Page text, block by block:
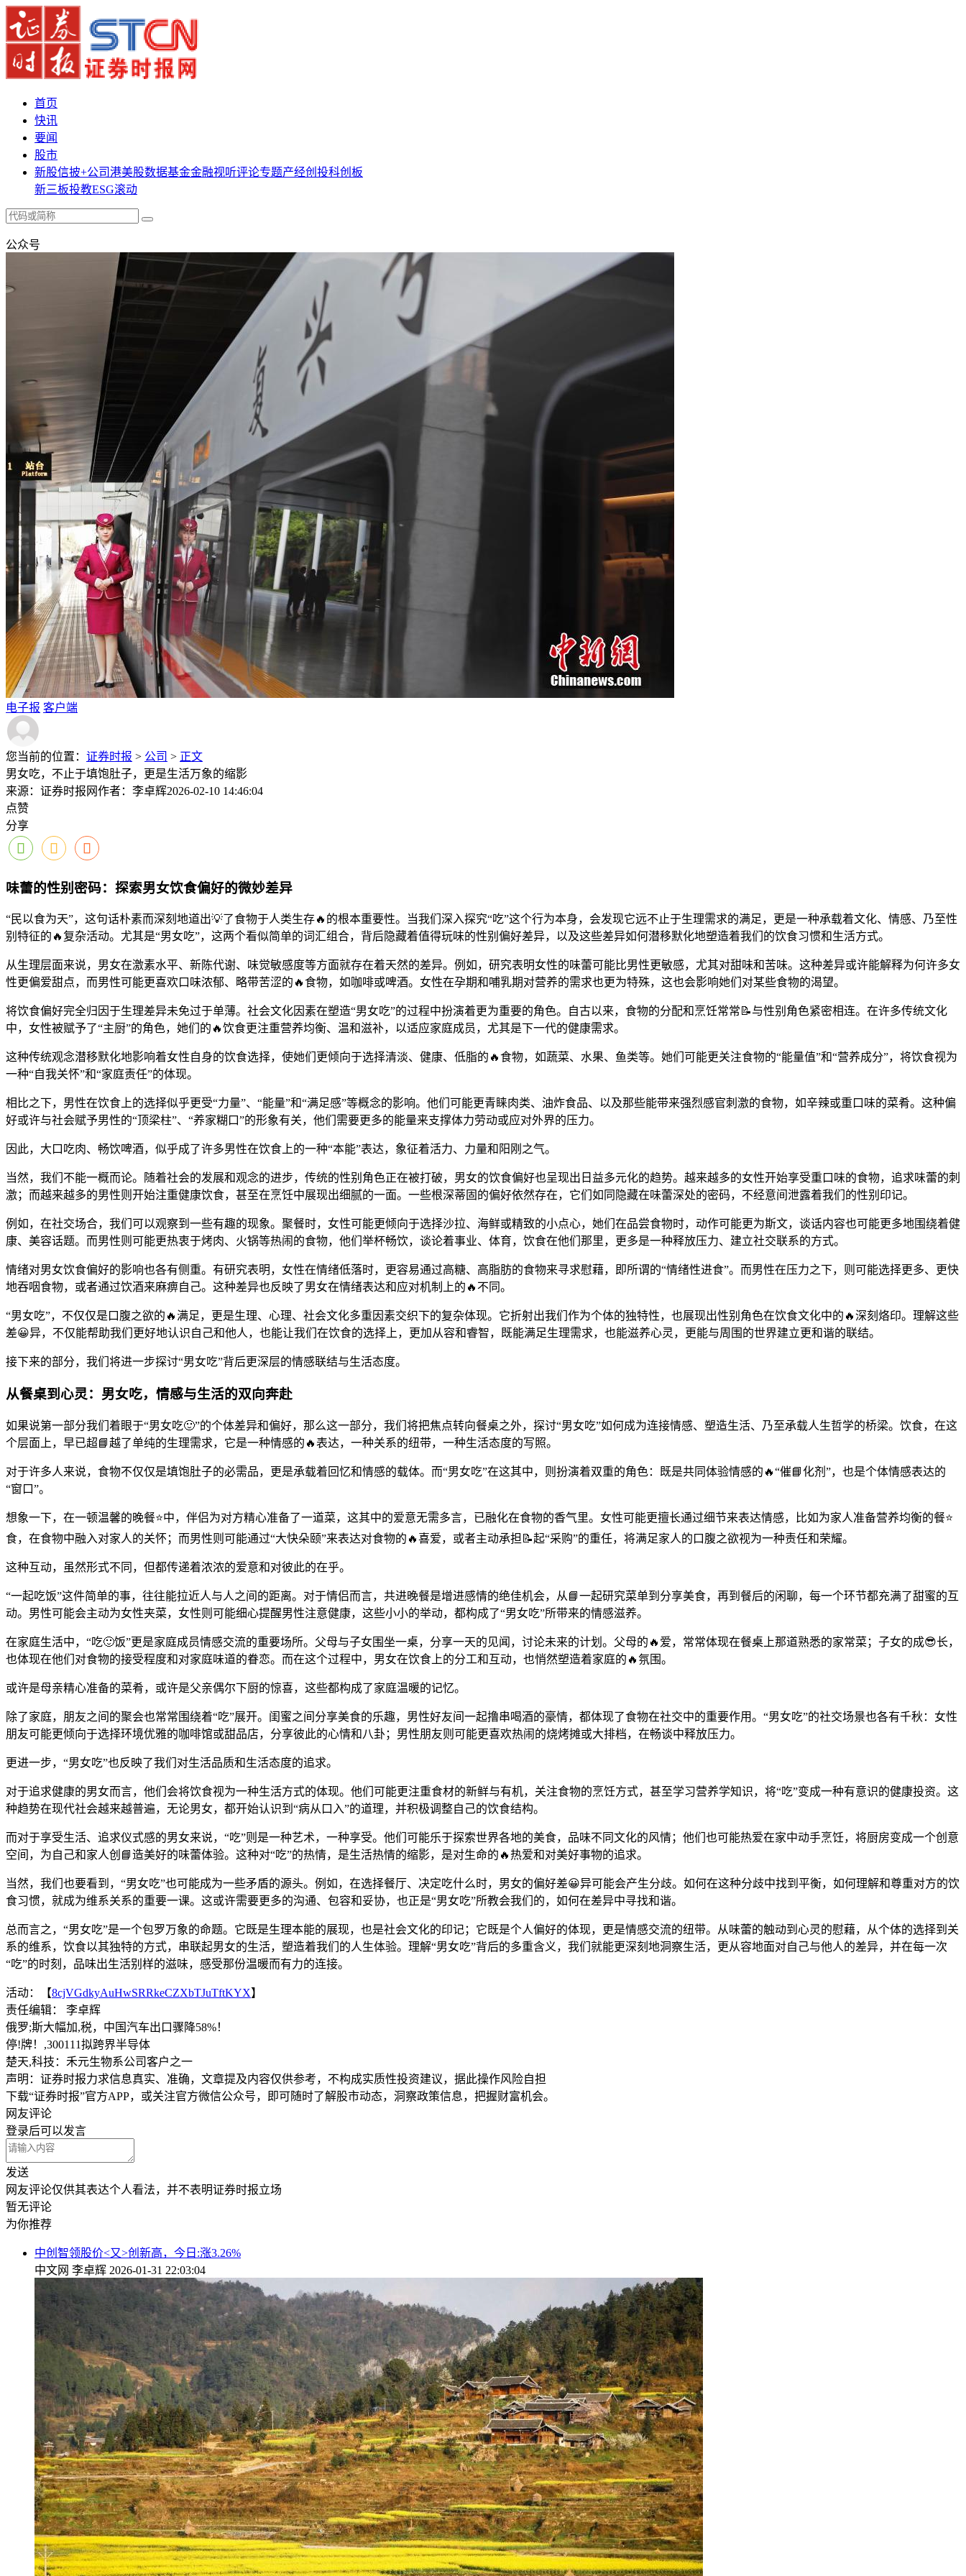
首页
快讯
要闻
股市
新股信披+公司港美股数据基金金融视听评论专题产经创投科创板
新三板投教ESG滚动
公众号
电子报 客户端
您当前的位置： 证券时报 > 公司 > 正文
男女吃，不止于填饱肚子，更是生活万象的缩影
来源：证券时报网作者：李卓辉2026-02-10 14:46:04
点赞
分享
味蕾的性别密码：探索男女饮食偏好的微妙差异
“民以食为天”，这句话朴素而深刻地道出💡了食物于人类生存🔥的根本重要性。当我们深入探究“吃”这个行为本身，会发现它远不止于生理需求的满足，更是一种承载着文化、情感、乃至性
别特征的🔥复杂活动。尤其是“男女吃”，这两个看似简单的词汇组合，背后隐藏着值得玩味的性别偏好差异，以及这些差异如何潜移默化地塑造着我们的饮食习惯和生活方式。
从生理层面来说，男女在激素水平、新陈代谢、味觉敏感度等方面就存在着天然的差异。例如，研究表明女性的味蕾可能比男性更敏感，尤其对甜味和苦味。这种差异或许能解释为何许多女
性更偏爱甜点，而男性可能更喜欢口味浓郁、略带苦涩的🔥食物，如咖啡或啤酒。女性在孕期和哺乳期对营养的需求也更为特殊，这也会影响她们对某些食物的渴望。
将饮食偏好完全归因于生理差异未免过于单薄。社会文化因素在塑造“男女吃”的过程中扮演着更为重要的角色。自古以来，食物的分配和烹饪常常📝与性别角色紧密相连。在许多传统文化
中，女性被赋予了“主厨”的角色，她们的🔥饮食更注重营养均衡、温和滋补，以适应家庭成员，尤其是下一代的健康需求。
这种传统观念潜移默化地影响着女性自身的饮食选择，使她们更倾向于选择清淡、健康、低脂的🔥食物，如蔬菜、水果、鱼类等。她们可能更关注食物的“能量值”和“营养成分”，将饮食视为
一种“自我关怀”和“家庭责任”的体现。
相比之下，男性在饮食上的选择似乎更受“力量”、“能量”和“满足感”等概念的影响。他们可能更青睐肉类、油炸食品、以及那些能带来强烈感官刺激的食物，如辛辣或重口味的菜肴。这种偏
好或许与社会赋予男性的“顶梁柱”、“养家糊口”的形象有关，他们需要更多的能量来支撑体力劳动或应对外界的压力。
因此，大口吃肉、畅饮啤酒，似乎成了许多男性在饮食上的一种“本能”表达，象征着活力、力量和阳刚之气。
当然，我们不能一概而论。随着社会的发展和观念的进步，传统的性别角色正在被打破，男女的饮食偏好也呈现出日益多元化的趋势。越来越多的女性开始享受重口味的食物，追求味蕾的刺
激；而越来越多的男性则开始注重健康饮食，甚至在烹饪中展现出细腻的一面。一些根深蒂固的偏好依然存在，它们如同隐藏在味蕾深处的密码，不经意间泄露着我们的性别印记。
例如，在社交场合，我们可以观察到一些有趣的现象。聚餐时，女性可能更倾向于选择沙拉、海鲜或精致的小点心，她们在品尝食物时，动作可能更为斯文，谈话内容也可能更多地围绕着健
康、美容话题。而男性则可能更热衷于烤肉、火锅等热闹的食物，他们举杯畅饮，谈论着事业、体育，饮食在他们那里，更多是一种释放压力、建立社交联系的方式。
情绪对男女饮食偏好的影响也各有侧重。有研究表明，女性在情绪低落时，更容易通过高糖、高脂肪的食物来寻求慰藉，即所谓的“情绪性进食”。而男性在压力之下，则可能选择更多、更快
地吞咽食物，或者通过饮酒来麻痹自己。这种差异也反映了男女在情绪表达和应对机制上的🔥不同。
“男女吃”，不仅仅是口腹之欲的🔥满足，更是生理、心理、社会文化多重因素交织下的复杂体现。它折射出我们作为个体的独特性，也展现出性别角色在饮食文化中的🔥深刻烙印。理解这些
差😀异，不仅能帮助我们更好地认识自己和他人，也能让我们在饮食的选择上，更加从容和睿智，既能满足生理需求，也能滋养心灵，更能与周围的世界建立更和谐的联结。
接下来的部分，我们将进一步探讨“男女吃”背后更深层的情感联结与生活态度。
从餐桌到心灵：男女吃，情感与生活的双向奔赴
如果说第一部分我们着眼于“男女吃🙂”的个体差异和偏好，那么这一部分，我们将把焦点转向餐桌之外，探讨“男女吃”如何成为连接情感、塑造生活、乃至承载人生哲学的桥梁。饮食，在这
个层面上，早已超📘越了单纯的生理需求，它是一种情感的🔥表达，一种关系的纽带，一种生活态度的写照。
对于许多人来说，食物不仅仅是填饱肚子的必需品，更是承载着回忆和情感的载体。而“男女吃”在这其中，则扮演着双重的角色：既是共同体验情感的🔥“催📘化剂”，也是个体情感表达的
“窗口”。
想象一下，在一顿温馨的晚餐⭐中，伴侣为对方精心准备了一道菜，这其中的爱意无需多言，已融化在食物的香气里。女性可能更擅长通过细节来表达情感，比如为家人准备营养均衡的餐⭐
食，在食物中融入对家人的关怀；而男性则可能通过“大快朵颐”来表达对食物的🔥喜爱，或者主动承担📝起“采购”的重任，将满足家人的口腹之欲视为一种责任和荣耀。
这种互动，虽然形式不同，但都传递着浓浓的爱意和对彼此的在乎。
“一起吃饭”这件简单的事，往往能拉近人与人之间的距离。对于情侣而言，共进晚餐是增进感情的绝佳机会，从📘一起研究菜单到分享美食，再到餐后的闲聊，每一个环节都充满了甜蜜的互
动。男性可能会主动为女性夹菜，女性则可能细心提醒男性注意健康，这些小小的举动，都构成了“男女吃”所带来的情感滋养。
在家庭生活中，“吃🙂饭”更是家庭成员情感交流的重要场所。父母与子女围坐一桌，分享一天的见闻，讨论未来的计划。父母的🔥爱，常常体现在餐桌上那道熟悉的家常菜；子女的成😎长，
也体现在他们对食物的接受程度和对家庭味道的眷恋。而在这个过程中，男女在饮食上的分工和互动，也悄然塑造着家庭的🔥氛围。
或许是母亲精心准备的菜肴，或许是父亲偶尔下厨的惊喜，这些都构成了家庭温暖的记忆。
除了家庭，朋友之间的聚会也常常围绕着“吃”展开。闺蜜之间分享美食的乐趣，男性好友间一起撸串喝酒的豪情，都体现了食物在社交中的重要作用。“男女吃”的社交场景也各有千秋：女性
朋友可能更倾向于选择环境优雅的咖啡馆或甜品店，分享彼此的心情和八卦；男性朋友则可能更喜欢热闹的烧烤摊或大排档，在畅谈中释放压力。
更进一步，“男女吃”也反映了我们对生活品质和生活态度的追求。
对于追求健康的男女而言，他们会将饮食视为一种生活方式的体现。他们可能更注重食材的新鲜与有机，关注食物的烹饪方式，甚至学习营养学知识，将“吃”变成一种有意识的健康投资。这
种趋势在现代社会越来越普遍，无论男女，都开始认识到“病从口入”的道理，并积极调整自己的饮食结构。
而对于享受生活、追求仪式感的男女来说，“吃”则是一种艺术，一种享受。他们可能乐于探索世界各地的美食，品味不同文化的风情；他们也可能热爱在家中动手烹饪，将厨房变成一个创意
空间，为自己和家人创📘造美好的味蕾体验。这种对“吃”的热情，是生活热情的缩影，是对生命的🔥热爱和对美好事物的追求。
当然，我们也要看到，“男女吃”也可能成为一些矛盾的源头。例如，在选择餐厅、决定吃什么时，男女的偏好差😀异可能会产生分歧。如何在这种分歧中找到平衡，如何理解和尊重对方的饮
食习惯，就成为维系关系的重要一课。这或许需要更多的沟通、包容和妥协，也正是“男女吃”所教会我们的，如何在差异中寻找和谐。
总而言之，“男女吃”是一个包罗万象的命题。它既是生理本能的展现，也是社会文化的印记；它既是个人偏好的体现，更是情感交流的纽带。从味蕾的触动到心灵的慰藉，从个体的选择到关
系的维系，饮食以其独特的方式，串联起男女的生活，塑造着我们的人生体验。理解“男女吃”背后的多重含义，我们就能更深刻地洞察生活，更从容地面对自己与他人的差异，并在每一次
“吃”的时刻，品味出生活别样的滋味，感受那份温暖而有力的连接。
活动：【8cjVGdkyAuHwSRRkeCZXbTJuTftKYX】
责任编辑： 李卓辉
俄罗;斯大幅加,税，中国汽车出口骤降58%！
停!牌！,300111拟跨界半导体
楚天,科技：禾元生物系公司客户之一
声明：证券时报力求信息真实、准确，文章提及内容仅供参考，不构成实质性投资建议，据此操作风险自担
下载“证券时报”官方APP，或关注官方微信公众号，即可随时了解股市动态，洞察政策信息，把握财富机会。
网友评论
登录后可以发言
发送
网友评论仅供其表达个人看法，并不表明证券时报立场
暂无评论
为你推荐
中创智领股价<又>创新高，今日:涨3.26%
中文网 李卓辉 2026-01-31 22:03:04